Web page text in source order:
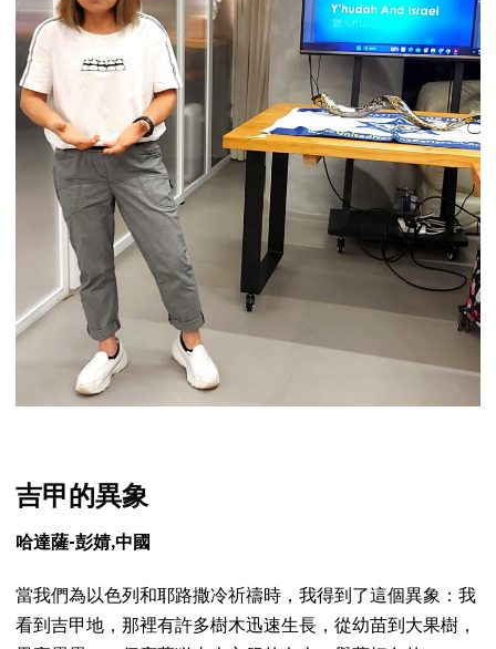
吉甲的異象
哈達薩-彭婧,中國
當我們為以色列和耶路撒冷祈禱時，我得到了這個異象：我
看到吉甲地，那裡有許多樹木迅速生長，從幼苗到大果樹，